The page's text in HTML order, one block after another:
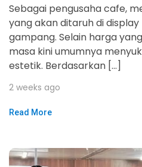
Sebagai pengusaha cafe,
yang akan ditaruh di
gampang. Selain harga
masa kini umumnya
estetik. Berdasarkan […]
2 weeks ago
Read More